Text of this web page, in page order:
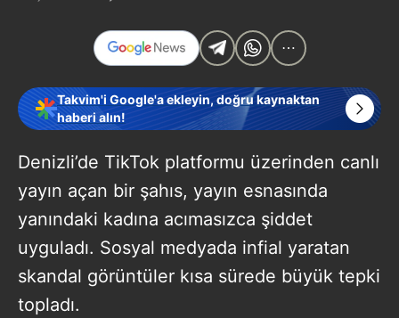
Takvim'i Google'a ekleyin, doğru kaynaktan
haberi alın!
Denizli’de TikTok platformu üzerinden canlı
yayın açan bir şahıs, yayın esnasında
yanındaki kadına acımasızca şiddet
uyguladı. Sosyal medyada infial yaratan
skandal görüntüler kısa sürede büyük tepki
topladı.